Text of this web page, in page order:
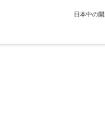
日本中の